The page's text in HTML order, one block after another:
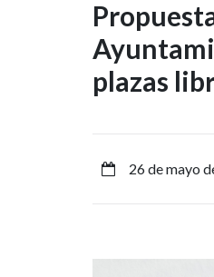
de
por
plazas
26 de mayo